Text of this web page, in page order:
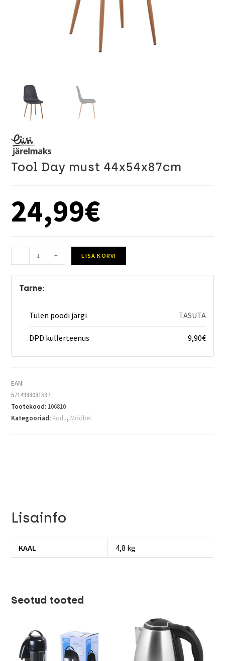
Tool Day must 44x54x87cm
24,99€
- + LISA KORVI
Tarne:
Tulen poodi järgi TASUTA
DPD kullerteenus 9,90€
EAN:
5714988081597
Tootekood: 106810
Kategooriad: Kodu, Mööbel
Lisainfo
KAAL 4,8 kg
Seotud tooted